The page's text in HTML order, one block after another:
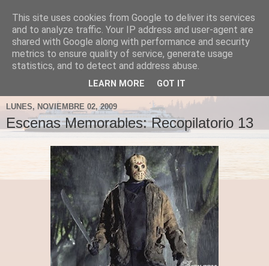
Fergus el Destructor
Blog sobre lo que le apetece escribir a Fergus, en el caso
de que le apetezca escribir.
LUNES, NOVIEMBRE 02, 2009
Escenas Memorables: Recopilatorio 13
This site uses cookies from Google to deliver its services
and to analyze traffic. Your IP address and user-agent are
shared with Google along with performance and security
metrics to ensure quality of service, generate usage
statistics, and to detect and address abuse.
LEARN MORE GOT IT